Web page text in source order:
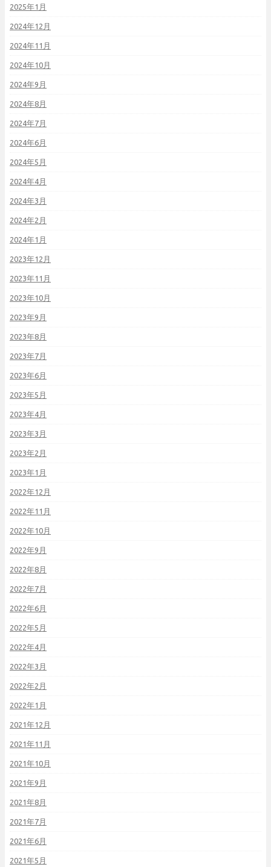
2025年1月
2024年12月
2024年11月
2024年10月
2024年9月
2024年8月
2024年7月
2024年6月
2024年5月
2024年4月
2024年3月
2024年2月
2024年1月
2023年12月
2023年11月
2023年10月
2023年9月
2023年8月
2023年7月
2023年6月
2023年5月
2023年4月
2023年3月
2023年2月
2023年1月
2022年12月
2022年11月
2022年10月
2022年9月
2022年8月
2022年7月
2022年6月
2022年5月
2022年4月
2022年3月
2022年2月
2022年1月
2021年12月
2021年11月
2021年10月
2021年9月
2021年8月
2021年7月
2021年6月
2021年5月